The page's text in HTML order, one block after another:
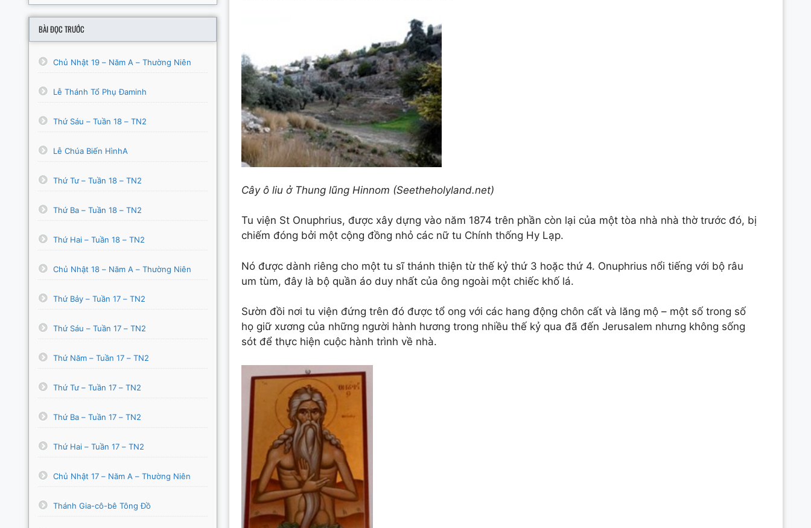
Cây ô liu ở Thung lũng Hinnom (Seetheholyland.net)
Tu viện St Onuphrius, được xây dựng vào năm 1874 trên phần còn lại của một tòa nhà nhà thờ trước đó, bị
chiếm đóng bởi một cộng đồng nhỏ các nữ tu Chính thống Hy Lạp.
Nó được dành riêng cho một tu sĩ thánh thiện từ thế kỷ thứ 3 hoặc thứ 4. Onuphrius nổi tiếng với bộ râu
um tùm, đây là bộ quần áo duy nhất của ông ngoài một chiếc khố lá.
Sườn đồi nơi tu viện đứng trên đó được tổ ong với các hang động chôn cất và lăng mộ – một số trong số
họ giữ xương của những người hành hương trong nhiều thế kỷ qua đã đến Jerusalem nhưng không sống
sót để thực hiện cuộc hành trình về nhà.
BÀI ĐỌC TRƯỚC
Chủ Nhật 19 – Năm A – Thường Niên
Lễ Thánh Tổ Phụ Đaminh
Thứ Sáu – Tuần 18 – TN2
Lễ Chúa Biến HìnhA
Thứ Tư – Tuần 18 – TN2
Thứ Ba – Tuần 18 – TN2
Thứ Hai – Tuần 18 – TN2
Chủ Nhật 18 – Năm A – Thường Niên
Thứ Bảy – Tuần 17 – TN2
Thứ Sáu – Tuần 17 – TN2
Thứ Năm – Tuần 17 – TN2
Thứ Tư – Tuần 17 – TN2
Thứ Ba – Tuần 17 – TN2
Thứ Hai – Tuần 17 – TN2
Chủ Nhật 17 – Năm A – Thường Niên
Thánh Gia-cô-bê Tông Đồ